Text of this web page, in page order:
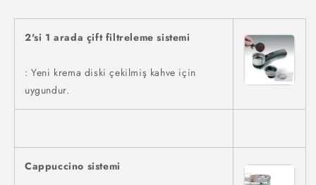
2'si 1 arada çift filtreleme sistemi
: Yeni krema diski çekilmiş kahve için
uygundur.
Cappuccino sistemi